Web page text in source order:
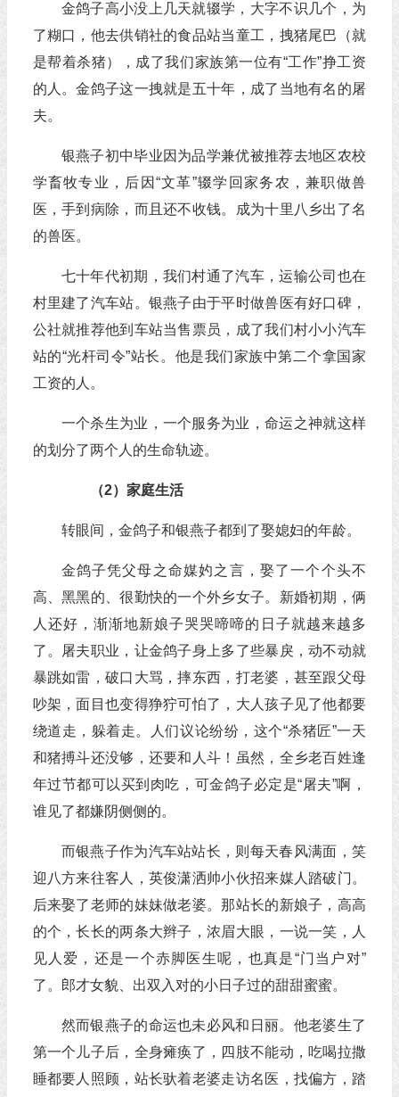
金鸽子高小没上几天就辍学，大字不识几个，为
了糊口，他去供销社的食品站当童工，拽猪尾巴（就
是帮着杀猪），成了我们家族第一位有“工作”挣工资
的人。金鸽子这一拽就是五十年，成了当地有名的屠
夫。
银燕子初中毕业因为品学兼优被推荐去地区农校
学畜牧专业，后因“文革”辍学回家务农，兼职做兽
医，手到病除，而且还不收钱。成为十里八乡出了名
的兽医。
七十年代初期，我们村通了汽车，运输公司也在
村里建了汽车站。银燕子由于平时做兽医有好口碑，
公社就推荐他到车站当售票员，成了我们村小小汽车
站的“光杆司令”站长。他是我们家族中第二个拿国家
工资的人。
一个杀生为业，一个服务为业，命运之神就这样
的划分了两个人的生命轨迹。
（2）家庭生活
转眼间，金鸽子和银燕子都到了娶媳妇的年龄。
金鸽子凭父母之命媒妁之言，娶了一个个头不
高、黑黑的、很勤快的一个外乡女子。新婚初期，俩
人还好，渐渐地新娘子哭哭啼啼的日子就越来越多
了。屠夫职业，让金鸽子身上多了些暴戾，动不动就
暴跳如雷，破口大骂，摔东西，打老婆，甚至跟父母
吵架，面目也变得狰狞可怕了，大人孩子见了他都要
绕道走，躲着走。人们议论纷纷，这个“杀猪匠”一天
和猪搏斗还没够，还要和人斗！虽然，全乡老百姓逢
年过节都可以买到肉吃，可金鸽子必定是“屠夫”啊，
谁见了都嫌阴侧侧的。
而银燕子作为汽车站站长，则每天春风满面，笑
迎八方来往客人，英俊潇洒帅小伙招来媒人踏破门。
后来娶了老师的妹妹做老婆。那站长的新娘子，高高
的个，长长的两条大辫子，浓眉大眼，一说一笑，人
见人爱，还是一个赤脚医生呢，也真是“门当户对”
了。郎才女貌、出双入对的小日子过的甜甜蜜蜜。
然而银燕子的命运也未必风和日丽。他老婆生了
第一个儿子后，全身瘫痪了，四肢不能动，吃喝拉撒
睡都要人照顾，站长驮着老婆走访名医，找偏方，踏